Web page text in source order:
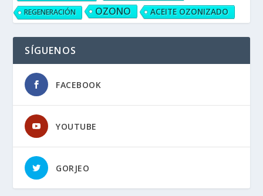
REGENERACIÓN OZONO ACEITE OZONIZADO
SÍGUENOS
FACEBOOK
YOUTUBE
GORJEO